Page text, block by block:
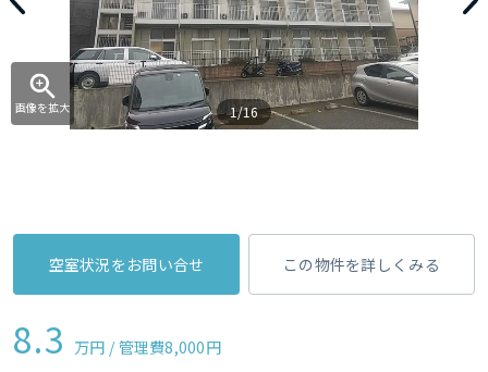
画像を拡大 1/16
空室状況をお問い合せ この物件を詳しくみる
8.3 万円 / 管理費8,000円